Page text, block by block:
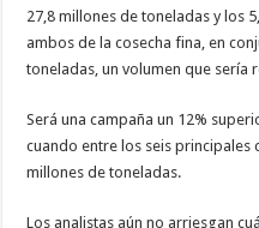
27,8 millones de toneladas y los
ambos de la cosecha fina, en
toneladas, un volumen que sería
Será una campaña un 12%
cuando entre los seis principales
millones de toneladas.
Los analistas aún no arriesgan